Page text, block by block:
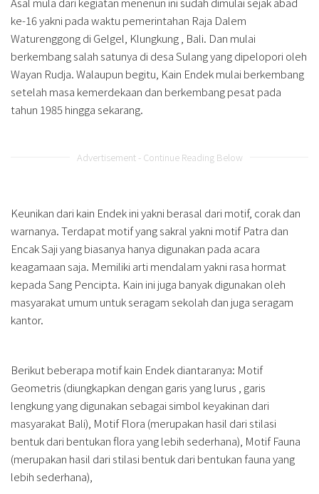
ke-16 yakni pada waktu pemerintahan Raja Dalem
Waturenggong di Gelgel, Klungkung , Bali. Dan mulai
berkembang salah satunya di desa Sulang yang dipelopori oleh
Wayan Rudja. Walaupun begitu, Kain Endek mulai berkembang
setelah masa kemerdekaan dan berkembang pesat pada
tahun 1985 hingga sekarang.
Advertisement - Continue Reading Below
Keunikan dari kain Endek ini yakni berasal dari motif, corak dan
warnanya. Terdapat motif yang sakral yakni motif Patra dan
Encak Saji yang biasanya hanya digunakan pada acara
keagamaan saja. Memiliki arti mendalam yakni rasa hormat
kepada Sang Pencipta. Kain ini juga banyak digunakan oleh
masyarakat umum untuk seragam sekolah dan juga seragam
kantor.
Berikut beberapa motif kain Endek diantaranya: Motif
Geometris (diungkapkan dengan garis yang lurus , garis
lengkung yang digunakan sebagai simbol keyakinan dari
masyarakat Bali), Motif Flora (merupakan hasil dari stilasi
bentuk dari bentukan flora yang lebih sederhana), Motif Fauna
(merupakan hasil dari stilasi bentuk dari bentukan fauna yang
lebih sederhana),